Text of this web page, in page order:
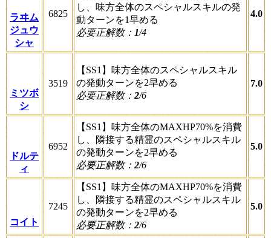
ラヰム
ジュウ
シャ
6825
し、味方全体のスペシャルスキルの発
動ターンを1早める
必要正解数： 1/4
4.0
ミツボ
シ
3519
【SS1】味方全体のスペシャルスキル
の発動ターンを2早める
必要正解数： 2/6
7.0
ドルテ
ィ
6952
【SS1】味方全体のMAXHP70%を消費
し、隣接する精霊のスペシャルスキル
の発動ターンを2早める
必要正解数： 2/6
5.0
コイト
7245
【SS1】味方全体のMAXHP70%を消費
し、隣接する精霊のスペシャルスキル
の発動ターンを2早める
必要正解数： 2/6
5.0